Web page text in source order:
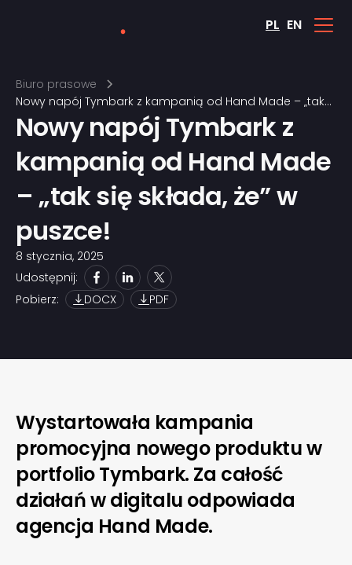
PL EN
Biuro prasowe
Nowy napój Tymbark z kampanią od Hand Made – „tak
się składa, że” w puszce!
Nowy napój Tymbark z
kampanią od Hand Made
– „tak się składa, że” w
puszce!
8 stycznia, 2025
Udostępnij:
Pobierz:
DOCX PDF
Wystartowała kampania
promocyjna nowego produktu w
portfolio Tymbark. Za całość
działań w digitalu odpowiada
agencja Hand Made.